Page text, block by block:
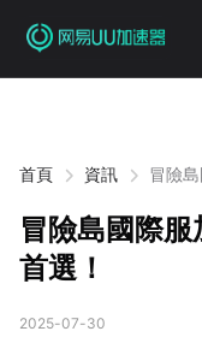
首頁 資訊 冒險
冒險島國際
首選！
2025-07-30